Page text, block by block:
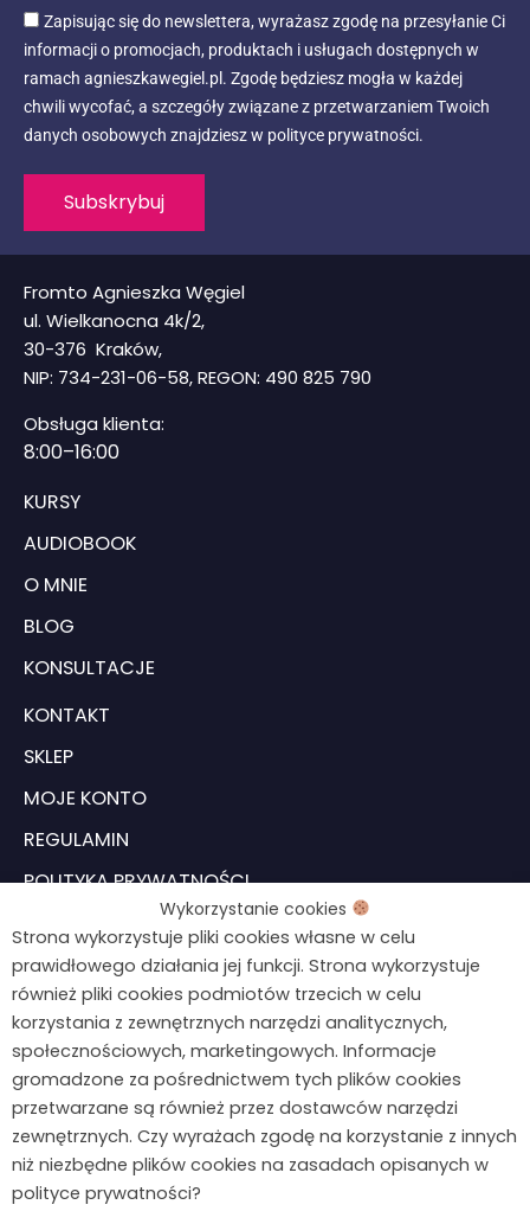
Zapisując się do newslettera, wyrażasz zgodę na przesyłanie Ci
informacji o promocjach, produktach i usługach dostępnych w
ramach agnieszkawegiel.pl. Zgodę będziesz mogła w każdej
chwili wycofać, a szczegóły związane z przetwarzaniem Twoich
danych osobowych znajdziesz w polityce prywatności.
Subskrybuj
Fromto Agnieszka Węgiel
ul. Wielkanocna 4k/2,
30-376 Kraków,
NIP: 734-231-06-58, REGON: 490 825 790
Obsługa klienta:
8:00–16:00
KURSY
AUDIOBOOK
O MNIE
BLOG
KONSULTACJE
KONTAKT
SKLEP
MOJE KONTO
REGULAMIN
POLITYKA PRYWATNOŚCI
USTAWIENIA COOKIES
Formularz odstąpienia od umowy
Chcesz wiedzieć więcej?
Napisz do mnie!
kontakt@agnieszkawegiel.pl
664 687 026
F I
Wykorzystanie cookies
Strona wykorzystuje pliki cookies własne w celu
prawidłowego działania jej funkcji. Strona wykorzystuje
również pliki cookies podmiotów trzecich w celu
korzystania z zewnętrznych narzędzi analitycznych,
społecznościowych, marketingowych. Informacje
gromadzone za pośrednictwem tych plików cookies
przetwarzane są również przez dostawców narzędzi
zewnętrznych. Czy wyrażach zgodę na korzystanie z innych
niż niezbędne plików cookies na zasadach opisanych w
polityce prywatności?